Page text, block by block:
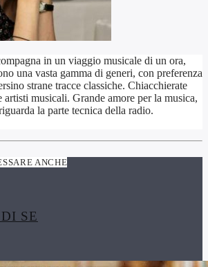
in un viaggio musicale di un ora,
una vasta gamma di generi, con preferenza
strane tracce classiche. Chiacchierate
artisti musicali. Grande amore per la musica,
la parte tecnica della radio.
ANCHE
SE